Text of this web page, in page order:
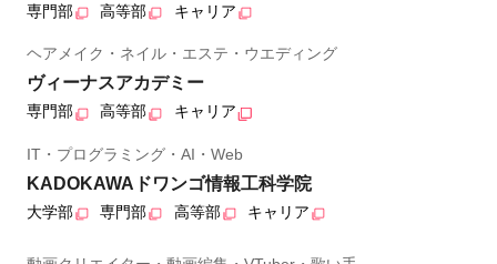
専門部 高等部 キャリア
ヘアメイク・ネイル・エステ・ウエディング
ヴィーナスアカデミー
専門部 高等部 キャリア
IT・プログラミング・AI・Web
KADOKAWAドワンゴ情報工科学院
大学部 専門部 高等部 キャリア